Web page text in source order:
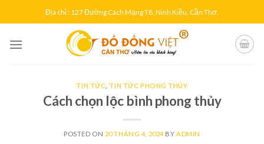
to
Địa chỉ : 127 Đường Cách Mạng T8, Ninh Kiều, Cần Thơ.
TIN TỨC TIN TỨC PHONG THỦY
Cách chọn lộc bình phong thủy
POSTED ON 20 THÁNG 4, 2024BY ADMIN